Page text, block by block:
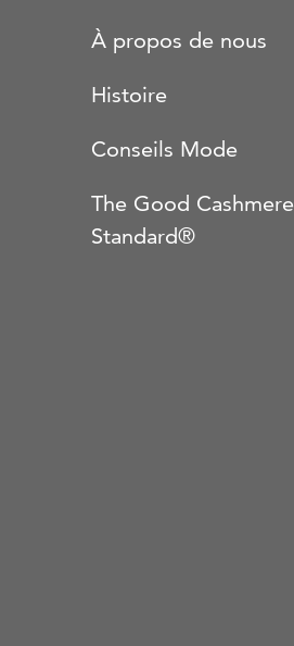
À propos de nous
Histoire
Conseils Mode
The Good Cashmere
Standard®